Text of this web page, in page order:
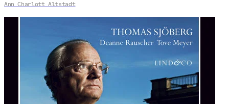
Ann Charlott Altstadt